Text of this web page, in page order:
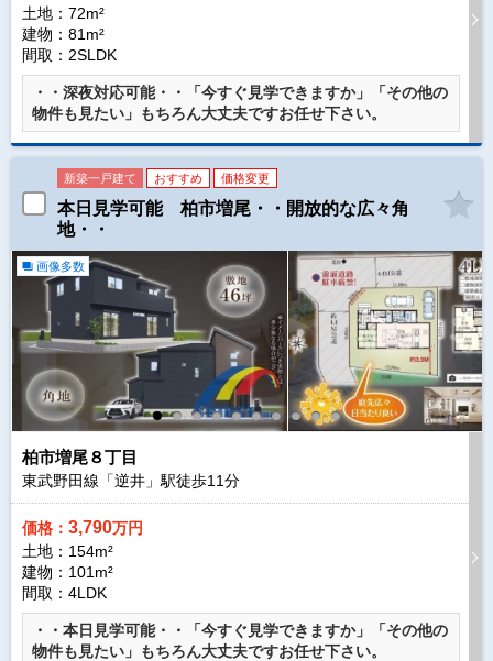
土地：72m²
建物：81m²
間取：2SLDK
・・深夜対応可能・・「今すぐ見学できますか」「その他の
物件も見たい」もちろん大丈夫ですお任せ下さい。
新築一戸建て おすすめ 価格変更
本日見学可能 柏市増尾・・開放的な広々角
地・・
画像多数
柏市増尾８丁目
東武野田線「逆井」駅徒歩11分
価格： 3,790万円
土地：154m²
建物：101m²
間取：4LDK
・・本日見学可能・・「今すぐ見学できますか」「その他の
物件も見たい」もちろん大丈夫ですお任せ下さい。